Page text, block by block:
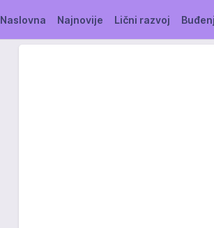
Naslovna Najnovije Lični razvoj